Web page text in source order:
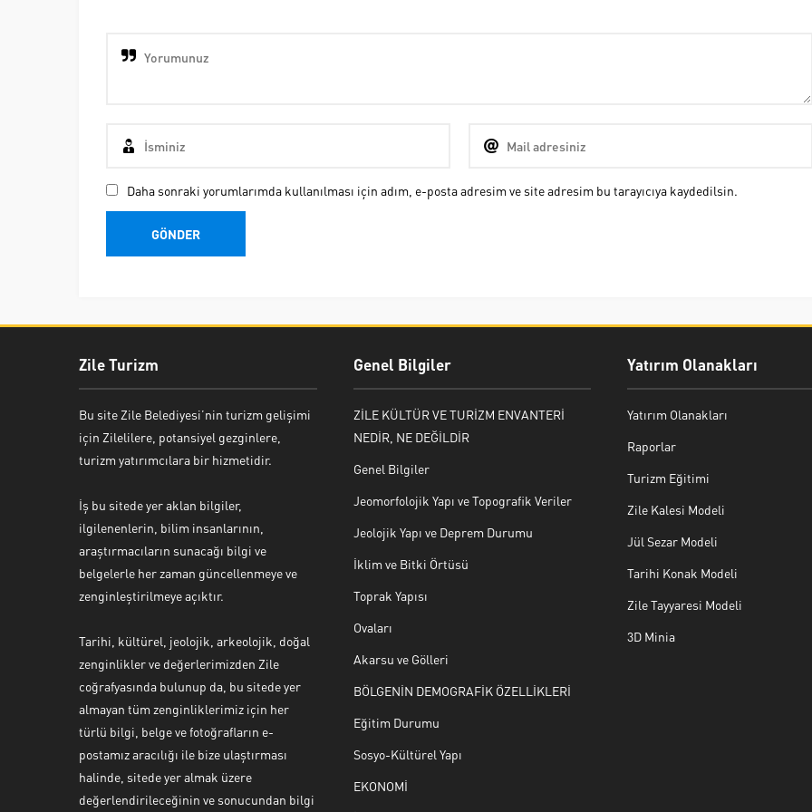
Daha sonraki yorumlarımda kullanılması için adım, e-posta adresim ve site adresim bu tarayıcıya kaydedilsin.
Zile Turizm
Bu site Zile Belediyesi’nin turizm gelişimi
için Zilelilere, potansiyel gezginlere,
turizm yatırımcılara bir hizmetidir.
İş bu sitede yer aklan bilgiler,
ilgilenenlerin, bilim insanlarının,
araştırmacıların sunacağı bilgi ve
belgelerle her zaman güncellenmeye ve
zenginleştirilmeye açıktır.
Tarihi, kültürel, jeolojik, arkeolojik, doğal
zenginlikler ve değerlerimizden Zile
coğrafyasında bulunup da, bu sitede yer
almayan tüm zenginliklerimiz için her
türlü bilgi, belge ve fotoğrafların e-
postamız aracılığı ile bize ulaştırması
halinde, sitede yer almak üzere
değerlendirileceğinin ve sonucundan bilgi
Genel Bilgiler
ZİLE KÜLTÜR VE TURİZM ENVANTERİ
NEDİR, NE DEĞİLDİR
Genel Bilgiler
Jeomorfolojik Yapı ve Topografik Veriler
Jeolojik Yapı ve Deprem Durumu
İklim ve Bitki Örtüsü
Toprak Yapısı
Ovaları
Akarsu ve Gölleri
BÖLGENİN DEMOGRAFİK ÖZELLİKLERİ
Eğitim Durumu
Sosyo-Kültürel Yapı
EKONOMİ
Yatırım Olanakları
Yatırım Olanakları
Raporlar
Turizm Eğitimi
Zile Kalesi Modeli
Jül Sezar Modeli
Tarihi Konak Modeli
Zile Tayyaresi Modeli
3D Minia
Yaşar Erkan İÇEN